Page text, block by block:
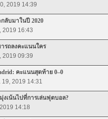
2019 14:39
ลับมาในปี 2020
2019 16:43
รถลงคะแนนใคร
2019 09:39
คะแนนสุดท้าย 0–0
2019 14:31
งเน้นไปที่การเล่นฟุตบอล?
14:18